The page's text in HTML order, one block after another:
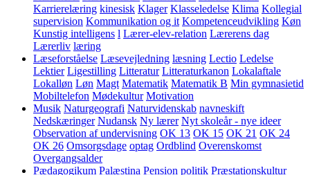
Karrierelæring kinesisk Klager Klasseledelse Klima Kollegial
supervision Kommunikation og it Kompetenceudvikling Køn
Kunstig intelligens l Lærer-elev-relation Lærerens dag
Lærerliv læring
Læseforståelse Læsevejledning læsning Lectio Ledelse
Lektier Ligestilling Litteratur Litteraturkanon Lokalaftale
Lokalløn Løn Magt Matematik Matematik B Min gymnasietid
Mobiltelefon Mødekultur Motivation
Musik Naturgeografi Naturvidenskab navneskift
Nedskæringer Nudansk Ny lærer Nyt skoleår - nye ideer
Observation af undervisning OK 13 OK 15 OK 21 OK 24
OK 26 Omsorgsdage optag Ordblind Overenskomst
Overgangsalder
Pædagogikum Palæstina Pension politik Præstationskultur